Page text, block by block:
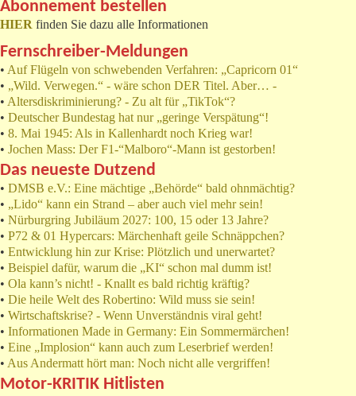
Abonnement bestellen
HIER finden Sie dazu alle Informationen
Fernschreiber-Meldungen
• Auf Flügeln von schwebenden Verfahren: „Capricorn 01“
• „Wild. Verwegen.“ - wäre schon DER Titel. Aber… -
• Altersdiskriminierung? - Zu alt für „TikTok“?
• Deutscher Bundestag hat nur „geringe Verspätung“!
• 8. Mai 1945: Als in Kallenhardt noch Krieg war!
• Jochen Mass: Der F1-“Malboro“-Mann ist gestorben!
Das neueste Dutzend
• DMSB e.V.: Eine mächtige „Behörde“ bald ohnmächtig?
• „Lido“ kann ein Strand – aber auch viel mehr sein!
• Nürburgring Jubiläum 2027: 100, 15 oder 13 Jahre?
• P72 & 01 Hypercars: Märchenhaft geile Schnäppchen?
• Entwicklung hin zur Krise: Plötzlich und unerwartet?
• Beispiel dafür, warum die „KI“ schon mal dumm ist!
• Ola kann’s nicht! - Knallt es bald richtig kräftig?
• Die heile Welt des Robertino: Wild muss sie sein!
• Wirtschaftskrise? - Wenn Unverständnis viral geht!
• Informationen Made in Germany: Ein Sommermärchen!
• Eine „Implosion“ kann auch zum Leserbrief werden!
• Aus Andermatt hört man: Noch nicht alle vergriffen!
Motor-KRITIK Hitlisten